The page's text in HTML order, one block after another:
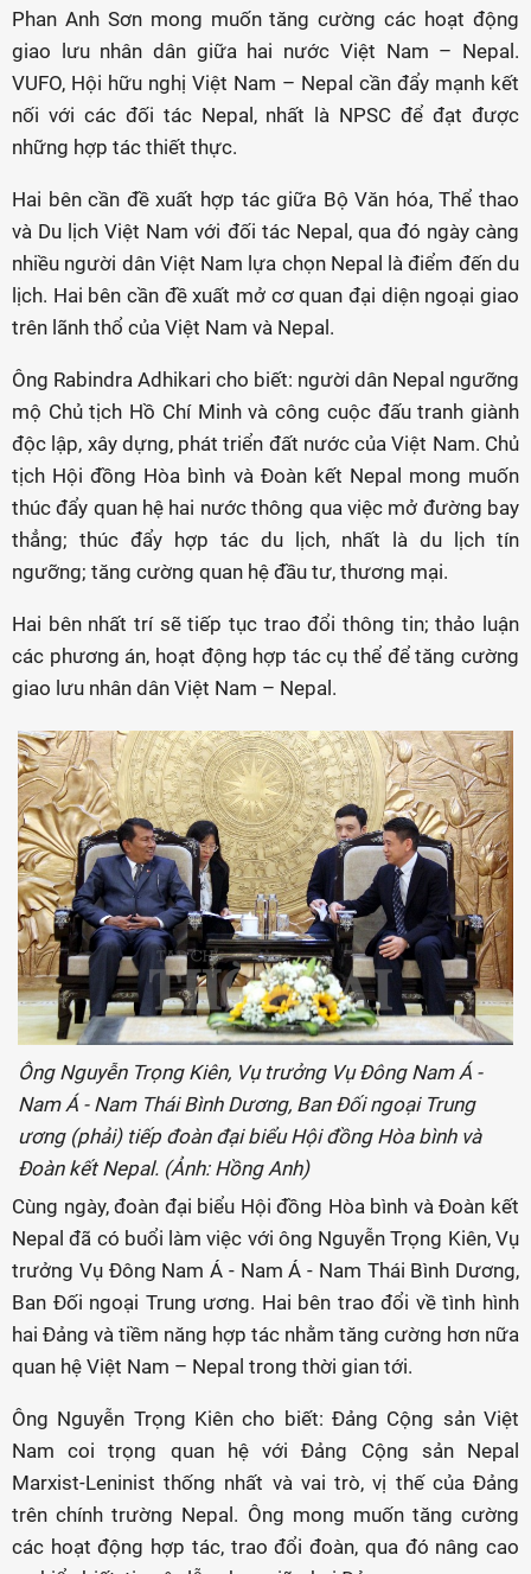
Phan Anh Sơn mong muốn tăng cường các hoạt động
giao lưu nhân dân giữa hai nước Việt Nam – Nepal.
VUFO, Hội hữu nghị Việt Nam – Nepal cần đẩy mạnh kết
nối với các đối tác Nepal, nhất là NPSC để đạt được
những hợp tác thiết thực.
Hai bên cần đề xuất hợp tác giữa Bộ Văn hóa, Thể thao
và Du lịch Việt Nam với đối tác Nepal, qua đó ngày càng
nhiều người dân Việt Nam lựa chọn Nepal là điểm đến du
lịch. Hai bên cần đề xuất mở cơ quan đại diện ngoại giao
trên lãnh thổ của Việt Nam và Nepal.
Ông Rabindra Adhikari cho biết: người dân Nepal ngưỡng
mộ Chủ tịch Hồ Chí Minh và công cuộc đấu tranh giành
độc lập, xây dựng, phát triển đất nước của Việt Nam. Chủ
tịch Hội đồng Hòa bình và Đoàn kết Nepal mong muốn
thúc đẩy quan hệ hai nước thông qua việc mở đường bay
thẳng; thúc đẩy hợp tác du lịch, nhất là du lịch tín
ngưỡng; tăng cường quan hệ đầu tư, thương mại.
Hai bên nhất trí sẽ tiếp tục trao đổi thông tin; thảo luận
các phương án, hoạt động hợp tác cụ thể để tăng cường
giao lưu nhân dân Việt Nam – Nepal.
Ông Nguyễn Trọng Kiên, Vụ trưởng Vụ Đông Nam Á -
Nam Á - Nam Thái Bình Dương, Ban Đối ngoại Trung
ương (phải) tiếp đoàn đại biểu Hội đồng Hòa bình và
Đoàn kết Nepal. (Ảnh: Hồng Anh)
Cùng ngày, đoàn đại biểu Hội đồng Hòa bình và Đoàn kết
Nepal đã có buổi làm việc với ông Nguyễn Trọng Kiên, Vụ
trưởng Vụ Đông Nam Á - Nam Á - Nam Thái Bình Dương,
Ban Đối ngoại Trung ương. Hai bên trao đổi về tình hình
hai Đảng và tiềm năng hợp tác nhằm tăng cường hơn nữa
quan hệ Việt Nam – Nepal trong thời gian tới.
Ông Nguyễn Trọng Kiên cho biết: Đảng Cộng sản Việt
Nam coi trọng quan hệ với Đảng Cộng sản Nepal
Marxist-Leninist thống nhất và vai trò, vị thế của Đảng
trên chính trường Nepal. Ông mong muốn tăng cường
các hoạt động hợp tác, trao đổi đoàn, qua đó nâng cao